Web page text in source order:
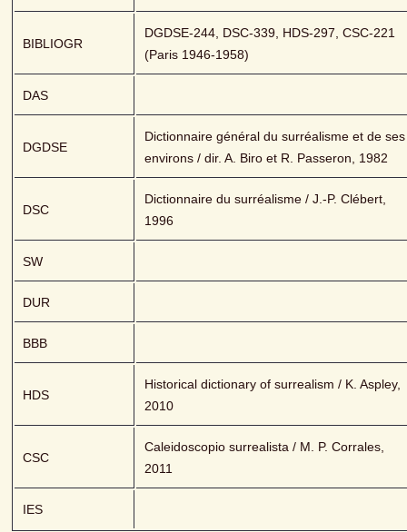
BIBLIOGR
DGDSE-244, DSC-339, HDS-297, CSC-221
(Paris 1946-1958)
DAS
DGDSE
Dictionnaire général du surréalisme et de ses
environs / dir. A. Biro et R. Passeron, 1982
DSC
Dictionnaire du surréalisme / J.-P. Clébert,
1996
SW
DUR
BBB
HDS
Historical dictionary of surrealism / K. Aspley,
2010
CSC
Caleidoscopio surrealista / M. P. Corrales,
2011
IES